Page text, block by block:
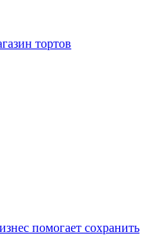
тортов
помогает сохранить